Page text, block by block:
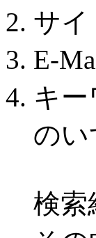
サイ
E-
キー
のい
検索